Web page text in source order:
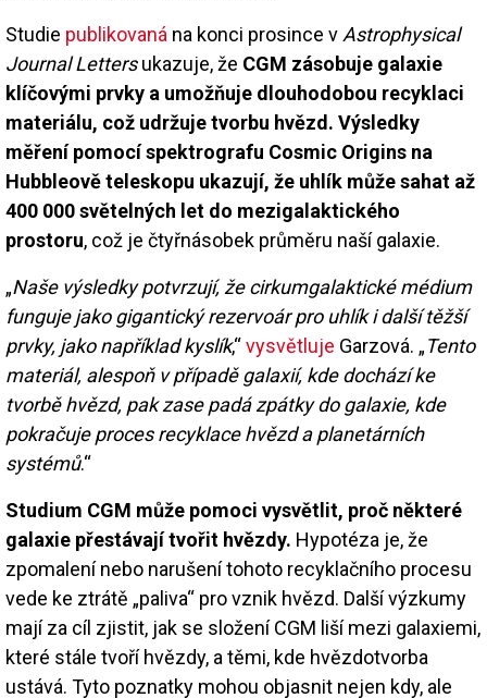
Studie publikovaná na konci prosince v Astrophysical
Journal Lettersukazuje, že CGM zásobuje galaxie
klíčovými prvky a umožňuje dlouhodobou recyklaci
materiálu, což udržuje tvorbu hvězd. Výsledky
měření pomocí spektrografu Cosmic Origins na
Hubbleově teleskopu ukazují, že uhlík může sahat až
400 000 světelných let do mezigalaktického
prostoru, což je čtyřnásobek průměru naší galaxie.
„Naše výsledky potvrzují, že cirkumgalaktické médium
funguje jako gigantický rezervoár pro uhlík i další těžší
prvky, jako například kyslík,“vysvětluje Garzová. „Tento
materiál, alespoň v případě galaxií, kde dochází ke
tvorbě hvězd, pak zase padá zpátky do galaxie, kde
pokračuje proces recyklace hvězd a planetárních
systémů.“
Studium CGM může pomoci vysvětlit, proč některé
galaxie přestávají tvořit hvězdy. Hypotéza je, že
zpomalení nebo narušení tohoto recyklačního procesu
vede ke ztrátě „paliva“ pro vznik hvězd. Další výzkumy
mají za cíl zjistit, jak se složení CGM liší mezi galaxiemi,
které stále tvoří hvězdy, a těmi, kde hvězdotvorba
ustává. Tyto poznatky mohou objasnit nejen kdy, ale